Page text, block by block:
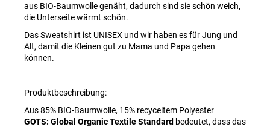
aus BIO-Baumwolle genäht, dadurch sind sie schön weich,
die Unterseite wärmt schön.
Das Sweatshirt ist UNISEX und wir haben es für Jung und
Alt, damit die Kleinen gut zu Mama und Papa gehen
können.
Produktbeschreibung:
Aus 85% BIO-Baumwolle, 15% recyceltem Polyester
GOTS: Global Organic Textile Standard bedeutet, dass das